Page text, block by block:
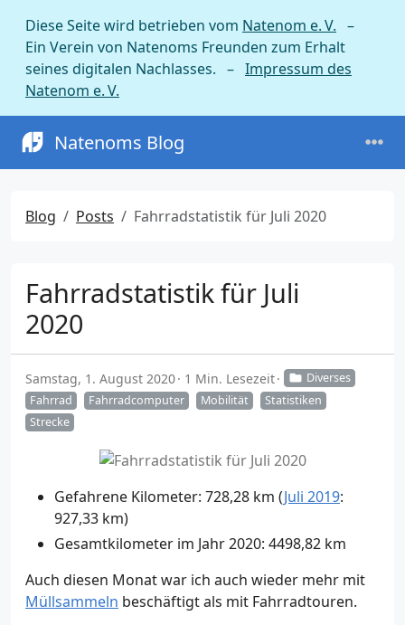
Diese Seite wird betrieben vom Natenom e. V. –
Ein Verein von Natenoms Freunden zum Erhalt
seines digitalen Nachlasses. – Impressum des
Natenom e. V.
Natenoms Blog
Blog Posts Fahrradstatistik für Juli 2020
Fahrradstatistik für Juli
2020
Samstag, 1. August 2020 1 Min. Lesezeit
Diverses
Fahrrad
Fahrradcomputer Mobilität
Statistiken
Strecke
Gefahrene Kilometer: 728,28 km (Juli 2019:
927,33 km)
Gesamtkilometer im Jahr 2020: 4498,82 km
Auch diesen Monat war ich auch wieder mehr mit
Müllsammeln beschäftigt als mit Fahrradtouren.